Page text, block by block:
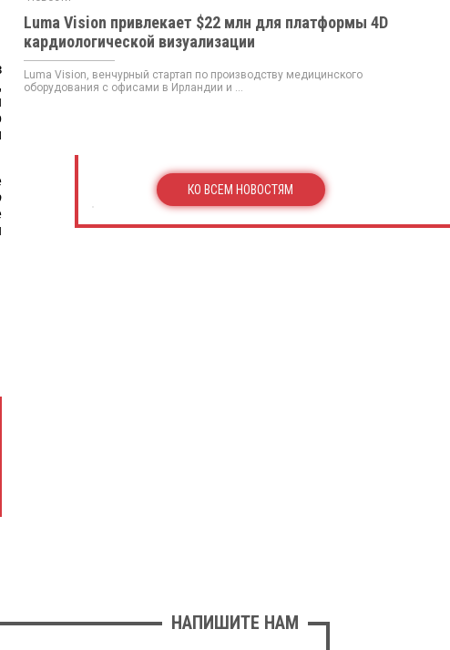
Luma Vision привлекает $22 млн для платформы 4D
кардиологической визуализации
Luma Vision, венчурный стартап по производству медицинского
оборудования с офисами в Ирландии и ...
КО ВСЕМ НОВОСТЯМ
НАПИШИТЕ НАМ